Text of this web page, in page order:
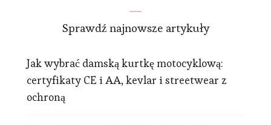
Sprawdź najnowsze artykuły
Jak wybrać damską kurtkę motocyklową:
certyfikaty CE i AA, kevlar i streetwear z
ochroną